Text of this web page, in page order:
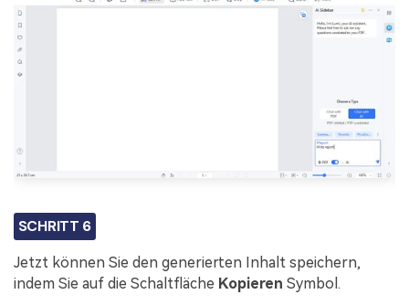
SCHRITT 6
Jetzt können Sie den generierten Inhalt speichern,
indem Sie auf die Schaltfläche Kopieren Symbol.